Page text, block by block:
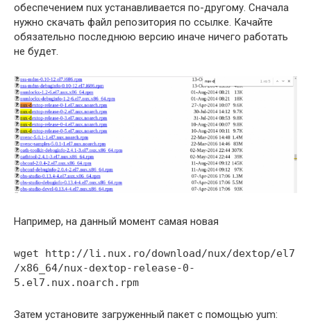
обеспечением nux устанавливается по-другому. Сначала
нужно скачать файл репозитория по ссылке. Качайте
обязательно последнюю версию иначе ничего работать
не будет.
Например, на данный момент самая новая
wget http://li.nux.ro/download/nux/dextop/el7
/x86_64/nux-dextop-release-0-
5.el7.nux.noarch.rpm
Затем установите загруженный пакет с помощью yum: